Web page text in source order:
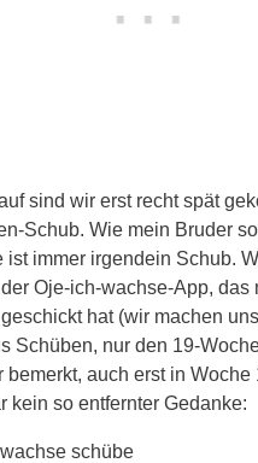
sind wir erst recht spät
Schub. Wie mein Bruder
ist immer irgendein Schub.
Oje-ich-wachse-App, das
hat (wir machen
Schüben, nur den 19-
bemerkt, auch erst in Woche
kein so entfernter Gedanke: